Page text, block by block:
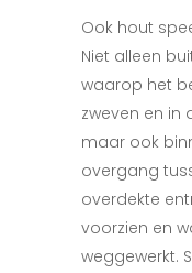
Ook hout
Niet alleen
waarop het
zweven en in
maar ook
overgang
overdekte
voorzien en
weggewerkt.